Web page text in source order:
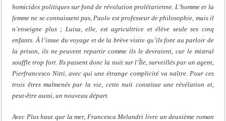
homicides politiques sur fond de révolution prolétarienne. L’homme et la
femme ne se connaissent pas, Paolo est professeur de philosophie, mais il
n’enseigne plus ; Luisa, elle, est agricultrice et élève seule ses cinq
enfants. À l’issue du voyage et de la brève visite qu’ils font au parloir de
la prison, ils ne peuvent repartir comme ils le devraient, car le mistral
souffle trop fort. Ils passent donc la nuit sur l’Île, surveillés par un agent,
Pierfrancesco Nitti, avec qui une étrange complicité va naître. Pour ces
trois êtres malmenés par la vie, cette nuit constitue une révélation et,
peut-être aussi, un nouveau départ.
Avec Plus haut que la mer, Francesca Melandri livre un deuxième roman